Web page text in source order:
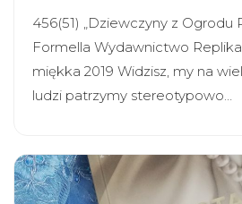
456(51) „Dziewczyny z Ogrodu
Formella Wydawnictwo
miękka 2019 Widzisz, my na
ludzi patrzymy stereotypowo…